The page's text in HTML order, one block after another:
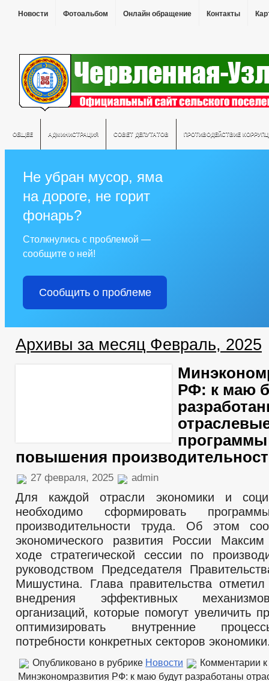
Новости Фотоальбом Онлайн обращение Контакты
ОБЩЕЕ АДМИНИСТРАЦИЯ СОВЕТ ДЕПУТАТОВ ПРОТИВОДЕЙСТВИЕ
Не убран мусор, яма
на дороге, не горит
фонарь?
Столкнулись с проблемой —
сообщите о ней!
Сообщить о проблеме
Архивы за месяц Февраль, 2025
РФ: к маю
программы
повышения
27 февраля, 2025 admin
Для каждой отрасли экономики и
необходимо сформировать
производительности труда. Об этом
экономического развития России
ходе стратегической сессии по
руководством Председателя
Мишустина. Глава правительства отметил
внедрения эффективных
организаций, которые помогут увеличить
оптимизировать внутренние
потребности конкретных секторов
Опубликовано в рубрике Новости Комментарии
Минэкономразвития РФ: к маю будут разработаны